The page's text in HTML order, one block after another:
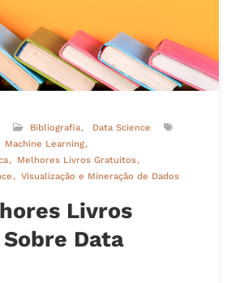
Bibliografia
Data Science
Machine Learning
Melhores Livros Gratuitos
Visualização e Mineração de Dados
Livros
Data